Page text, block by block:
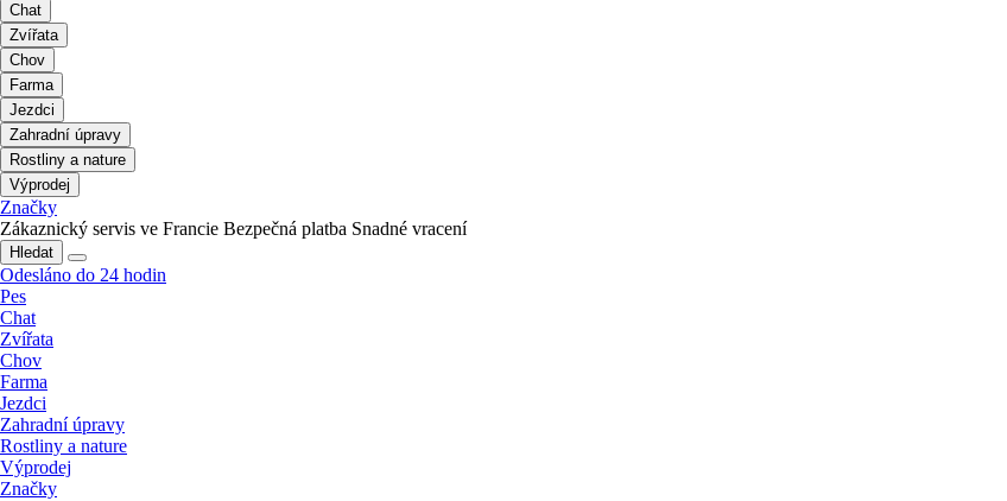
Chat
Zvířata
Chov
Farma
Jezdci
Zahradní úpravy
Rostliny a nature
Výprodej
Značky
Zákaznický servis ve Francie Bezpečná platba Snadné vracení
Hledat
Odesláno do 24 hodin
Pes
Chat
Zvířata
Chov
Farma
Jezdci
Zahradní úpravy
Rostliny a nature
Výprodej
Značky